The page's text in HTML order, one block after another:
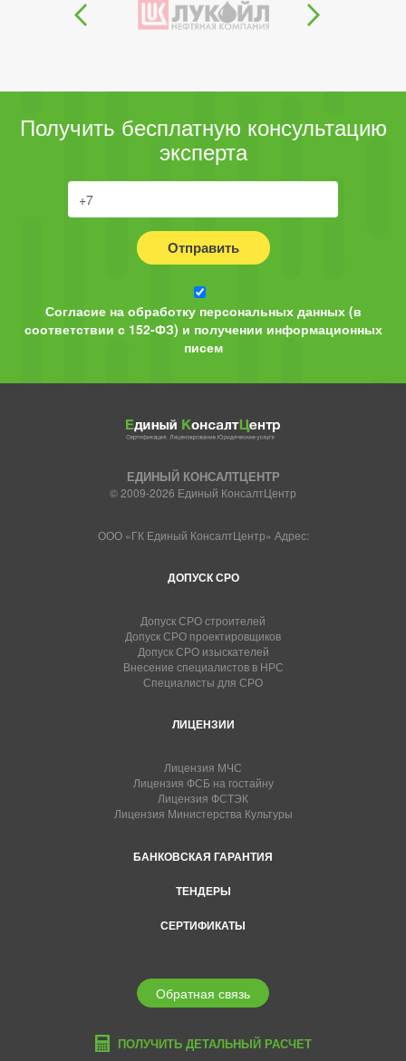
Получить бесплатную консультацию
эксперта
Отправить
Согласие на обработку персональных данных (в
соответствии с 152-ФЗ) и получении информационных
писем
ЕДИНЫЙ КОНСАЛТЦЕНТР
© 2009-2026 Единый КонсалтЦентр
ООО «ГК Единый КонсалтЦентр» Адрес:
ДОПУСК СРО
Допуск СРО строителей
Допуск СРО проектировщиков
Допуск СРО изыскателей
Внесение специалистов в НРС
Специалисты для СРО
ЛИЦЕНЗИИ
Лицензия МЧС
Лицензия ФСБ на гостайну
Лицензия ФСТЭК
Лицензия Министерства Культуры
БАНКОВСКАЯ ГАРАНТИЯ
ТЕНДЕРЫ
СЕРТИФИКАТЫ
Обратная связь
ПОЛУЧИТЬ ДЕТАЛЬНЫЙ РАСЧЕТ